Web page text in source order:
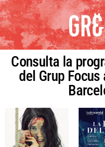
Consulta la
del Grup